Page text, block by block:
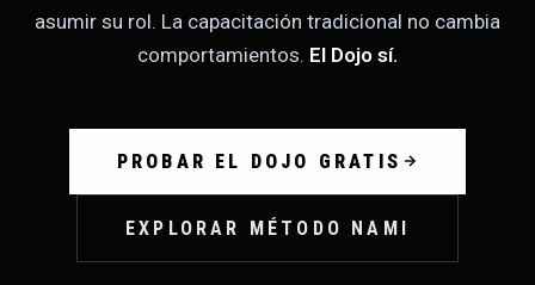
asumir su rol. La capacitación tradicional no cambia
comportamientos. El Dojo sí.
PROBAR EL DOJO GRATIS
EXPLORAR MÉTODO NAMI